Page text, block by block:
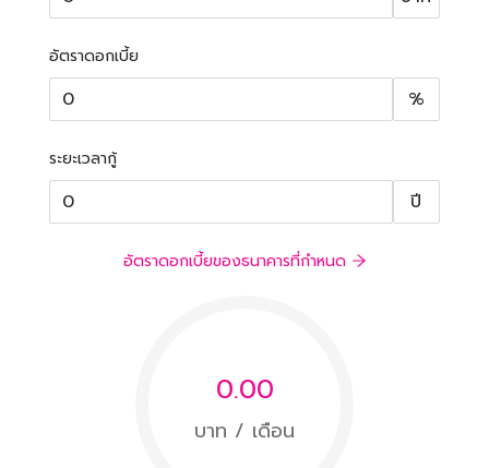
อัตราดอกเบี้ย
%
ระยะเวลากู้
ปี
อัตราดอกเบี้ยของธนาคารที่กำหนด
0.00
บาท / เดือน